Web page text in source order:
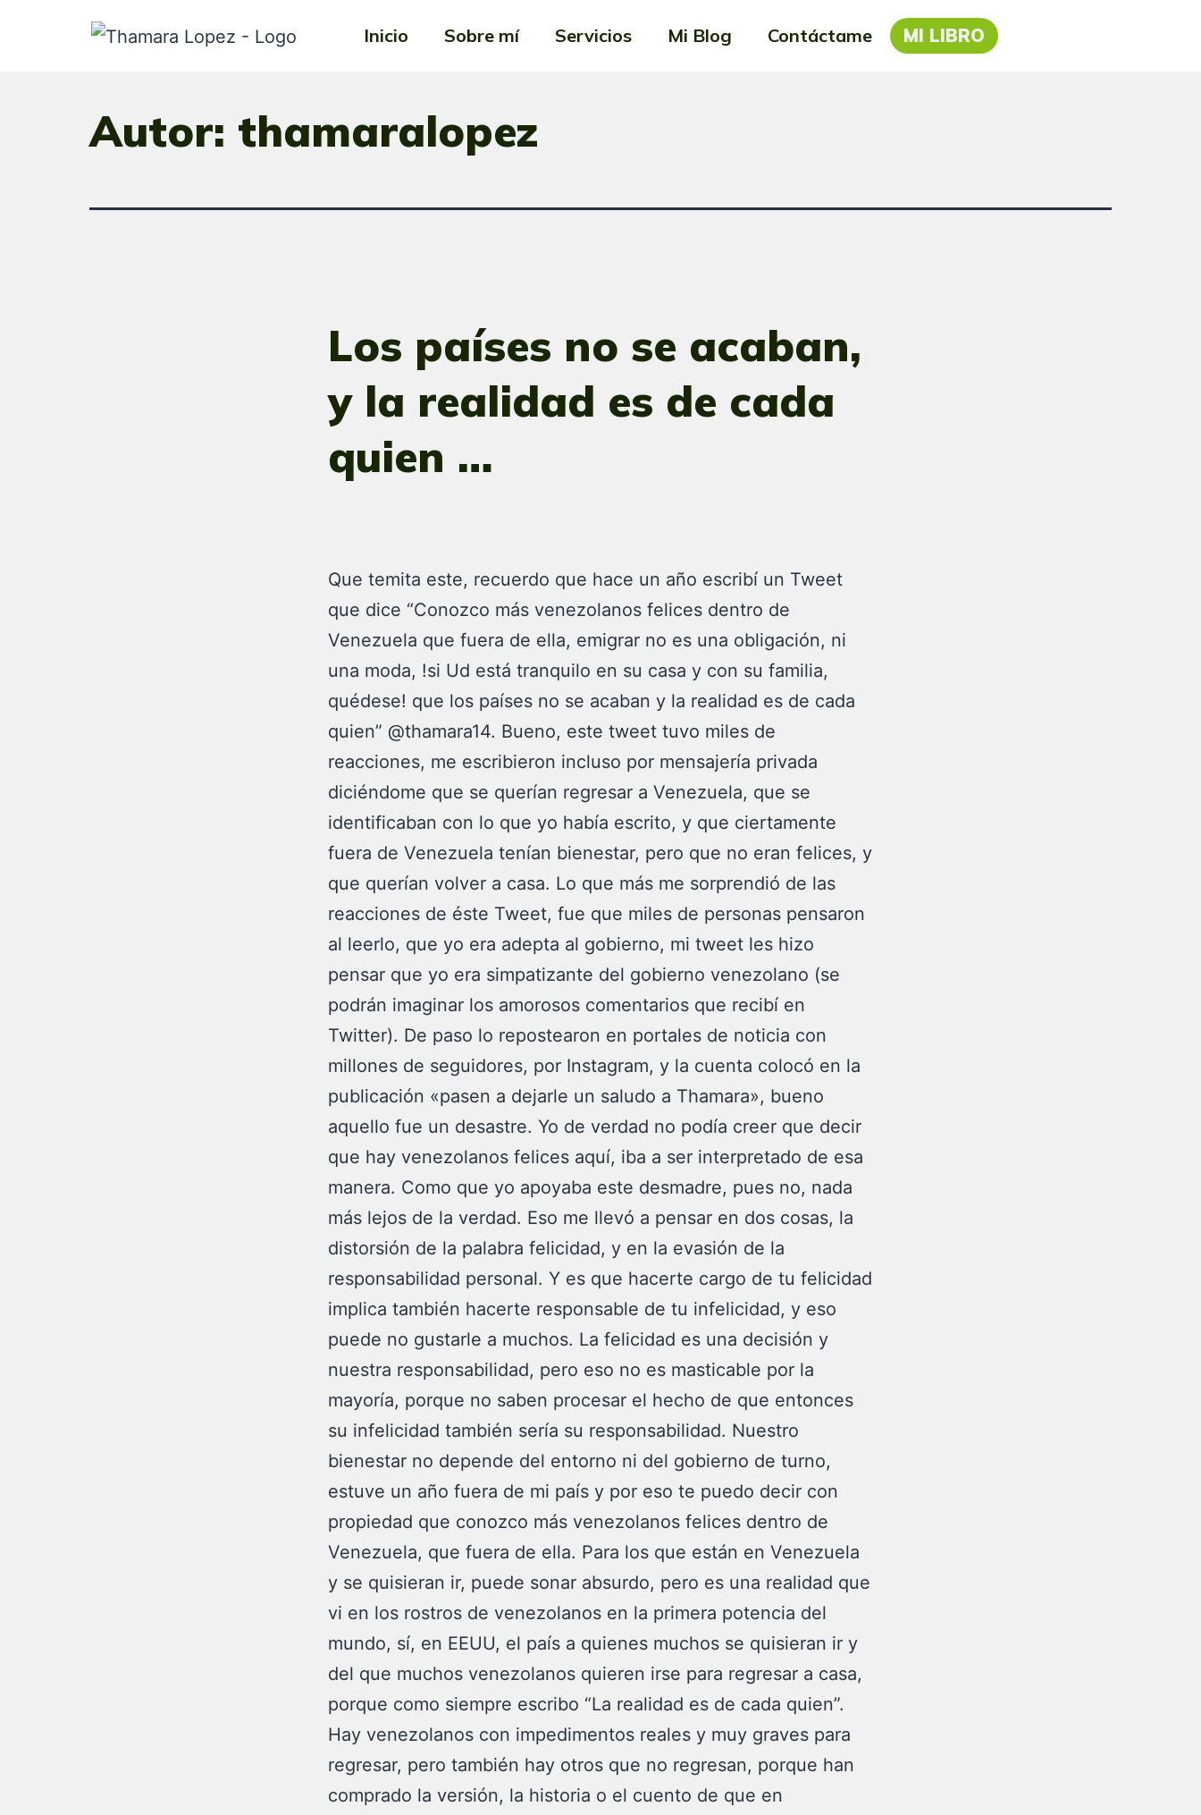
Inicio Sobre mí Servicios Mi Blog Contáctame MI LIBRO
Autor: thamaralopez
Los países no se acaban,
y la realidad es de cada
quien …
Que temita este, recuerdo que hace un año escribí un Tweet
que dice “Conozco más venezolanos felices dentro de
Venezuela que fuera de ella, emigrar no es una obligación, ni
una moda, !si Ud está tranquilo en su casa y con su familia,
quédese! que los países no se acaban y la realidad es de cada
quien” @thamara14. Bueno, este tweet tuvo miles de
reacciones, me escribieron incluso por mensajería privada
diciéndome que se querían regresar a Venezuela, que se
identificaban con lo que yo había escrito, y que ciertamente
fuera de Venezuela tenían bienestar, pero que no eran felices, y
que querían volver a casa. Lo que más me sorprendió de las
reacciones de éste Tweet, fue que miles de personas pensaron
al leerlo, que yo era adepta al gobierno, mi tweet les hizo
pensar que yo era simpatizante del gobierno venezolano (se
podrán imaginar los amorosos comentarios que recibí en
Twitter). De paso lo repostearon en portales de noticia con
millones de seguidores, por Instagram, y la cuenta colocó en la
publicación «pasen a dejarle un saludo a Thamara», bueno
aquello fue un desastre. Yo de verdad no podía creer que decir
que hay venezolanos felices aquí, iba a ser interpretado de esa
manera. Como que yo apoyaba este desmadre, pues no, nada
más lejos de la verdad. Eso me llevó a pensar en dos cosas, la
distorsión de la palabra felicidad, y en la evasión de la
responsabilidad personal. Y es que hacerte cargo de tu felicidad
implica también hacerte responsable de tu infelicidad, y eso
puede no gustarle a muchos. La felicidad es una decisión y
nuestra responsabilidad, pero eso no es masticable por la
mayoría, porque no saben procesar el hecho de que entonces
su infelicidad también sería su responsabilidad. Nuestro
bienestar no depende del entorno ni del gobierno de turno,
estuve un año fuera de mi país y por eso te puedo decir con
propiedad que conozco más venezolanos felices dentro de
Venezuela, que fuera de ella. Para los que están en Venezuela
y se quisieran ir, puede sonar absurdo, pero es una realidad que
vi en los rostros de venezolanos en la primera potencia del
mundo, sí, en EEUU, el país a quienes muchos se quisieran ir y
del que muchos venezolanos quieren irse para regresar a casa,
porque como siempre escribo “La realidad es de cada quien”.
Hay venezolanos con impedimentos reales y muy graves para
regresar, pero también hay otros que no regresan, porque han
comprado la versión, la historia o el cuento de que en